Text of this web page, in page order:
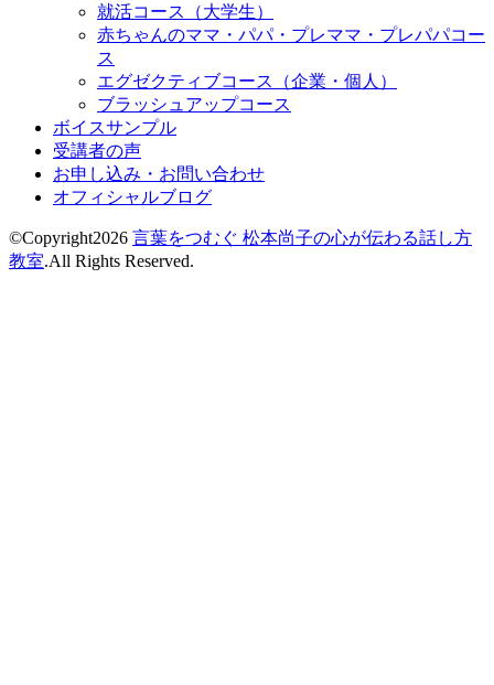
就活コース（大学生）
赤ちゃんのママ・パパ・プレママ・プレパパコー
ス
エグゼクティブコース（企業・個人）
ブラッシュアップコース
ボイスサンプル
受講者の声
お申し込み・お問い合わせ
オフィシャルブログ
©Copyright2026 言葉をつむぐ 松本尚子の心が伝わる話し方
教室.All Rights Reserved.